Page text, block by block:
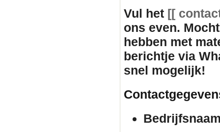
Vul het [[
ons even.
hebben met
berichtje via
snel mogelijk!